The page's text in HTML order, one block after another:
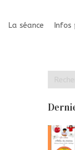
La séance Infos